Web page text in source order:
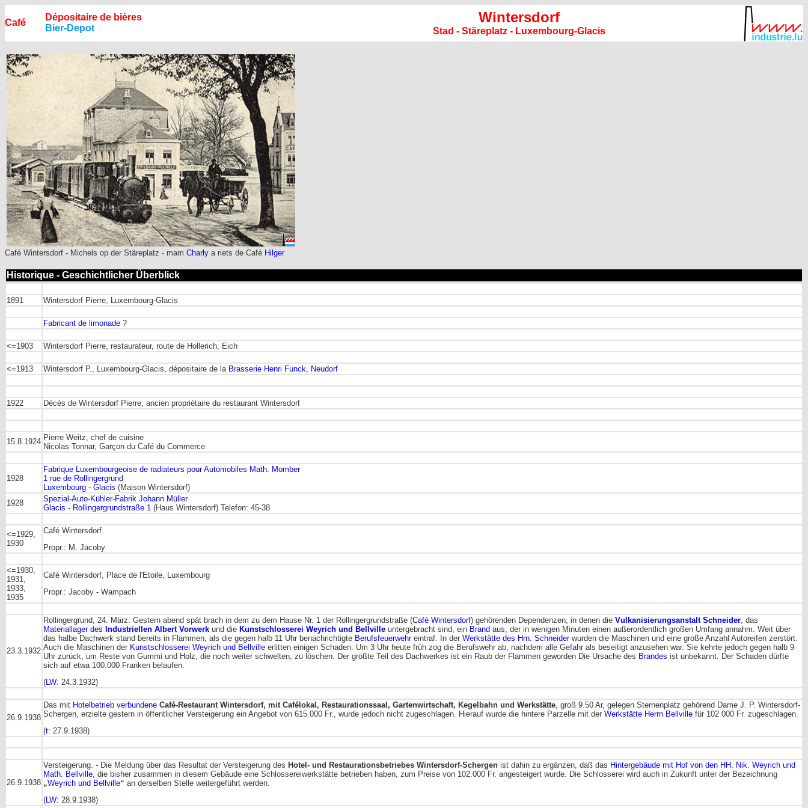
Café
Dépositaire de bières
Bier-Depot
Wintersdorf
Stad - Stäreplatz - Luxembourg-Glacis
Café Wintersdorf - Michels op der Stäreplatz - mam Charly a riets de Café Hilger
Historique - Geschichtlicher Überblick
1891 Wintersdorf Pierre, Luxembourg-Glacis
Fabricant de limonade ?
<=1903 Wintersdorf Pierre, restaurateur, route de Hollerich, Eich
<=1913 Wintersdorf P., Luxembourg-Glacis, dépositaire de la Brasserie Henri Funck, Neudorf
1922 Décès de Wintersdorf Pierre, ancien propriétaire du restaurant Wintersdorf
15.8.1924 Pierre Weitz, chef de cuisine
Nicolas Tonnar, Garçon du Café du Commerce
1928
Fabrique Luxembourgeoise de radiateurs pour Automobiles Math. Momber
1 rue de Rollingergrund
Luxembourg - Glacis (Maison Wintersdorf)
1928
Spezial-Auto-Kühler-Fabrik Johann Müller
Glacis - Rollingergrundstraße 1 (Haus Wintersdorf) Telefon: 45-38
<=1929,
1930
Café Wintersdorf
Propr.: M. Jacoby
<=1930,
1931,
1933,
1935
Café Wintersdorf, Place de l'Etoile, Luxembourg
Propr.: Jacoby - Wampach
23.3.1932
Rollingergrund, 24. März. Gestern abend spät brach in dem zu dem Hause Nr. 1 der Rollingergrundstraße (Café Wintersdorf) gehörenden Dependenzen, in denen die Vulkanisierungsanstalt Schneider, das
Materiallager des Industriellen Albert Vorwerk und die Kunstschlosserei Weyrich und Bellville untergebracht sind, ein Brand aus, der in wenigen Minuten einen außerordentlich großen Umfang annahm. Weit über
das halbe Dachwerk stand bereits in Flammen, als die gegen halb 11 Uhr benachrichtigte Berufsfeuerwehreintraf. In der Werkstätte des Hrn. Schneiderwurden die Maschinen und eine große Anzahl Autoreifen zerstört.
Auch die Maschinen der Kunstschlosserei Weyrich und Bellville erlitten einigen Schaden. Um 3 Uhr heute früh zog die Berufswehr ab, nachdem alle Gefahr als beseitigt anzusehen war. Sie kehrte jedoch gegen halb 9
Uhr zurück, um Reste von Gummi und Holz, die noch weiter schwelten, zu löschen. Der größte Teil des Dachwerkes ist ein Raub der Flammen geworden Die Ursache des Brandes ist unbekannt. Der Schaden dürfte
sich auf etwa 100.000 Franken belaufen.
(LW: 24.3.1932)
26.9.1938
Das mit Hotelbetrieb verbundene Café-Restaurant Wintersdorf, mit Cafélokal, Restaurationssaal, Gartenwirtschaft, Kegelbahn und Werkstätte, groß 9.50 Ar, gelegen Sternenplatz gehörend Dame J. P. Wintersdorf-
Schergen, erzielte gestern in öffentlicher Versteigerung ein Angebot von 615.000 Fr., wurde jedoch nicht zugeschlagen. Hierauf wurde die hintere Parzelle mit der Werkstätte Herrn Bellville für 102 000 Fr. zugeschlagen.
(t: 27.9.1938)
26.9.1938
Versteigerung. - Die Meldung über das Resultat der Versteigerung des Hotel- und Restaurationsbetriebes Wintersdorf-Schergen ist dahin zu ergänzen, daß das Hintergebäude mit Hof von den HH. Nik. Weyrich und
Math. Bellville, die bisher zusammen in diesem Gebäude eine Schlossereiwerkstätte betrieben haben, zum Preise von 102.000 Fr. angesteigert wurde. Die Schlosserei wird auch in Zukunft unter der Bezeichnung
„Weyrich und Bellville“ an derselben Stelle weitergeführt werden.
(LW: 28.9.1938)